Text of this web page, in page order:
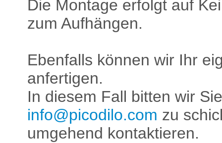
Die Montage erfolgt auf
zum Aufhängen.
Ebenfalls können wir Ihr
anfertigen.
In diesem Fall bitten wir
info@picodilo.com zu
umgehend kontaktieren.